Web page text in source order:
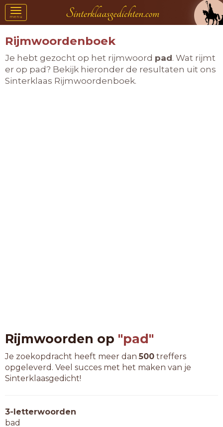
Toggle
navigation
menu
Rijmwoordenboek
Je hebt gezocht op het rijmwoord pad. Wat rijmt
er op pad? Bekijk hieronder de resultaten uit ons
Sinterklaas Rijmwoordenboek.
Rijmwoorden op "pad"
Je zoekopdracht heeft meer dan500 treffers
opgeleverd. Veel succes met het maken van je
Sinterklaasgedicht!
3-letterwoorden
bad